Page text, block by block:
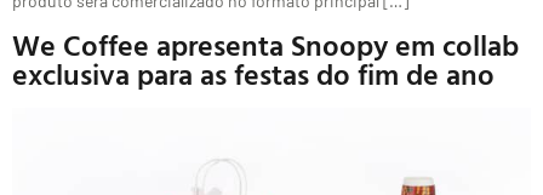
We Coffee apresenta Snoopy em collab
exclusiva para as festas do fim de ano